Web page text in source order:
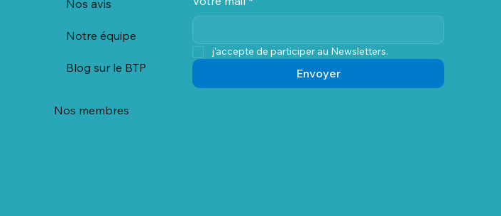
Nos avis
Notre équipe
Blog sur le BTP
Nos membres
j'accepte de participer au Newsletters.
Envoyer